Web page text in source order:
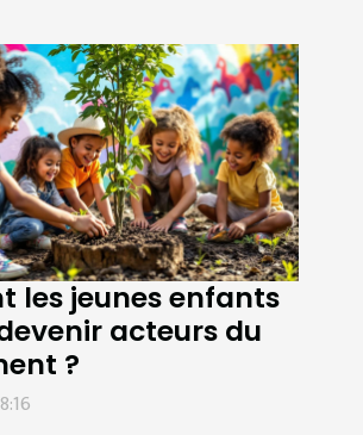
les jeunes enfants
acteurs du
?